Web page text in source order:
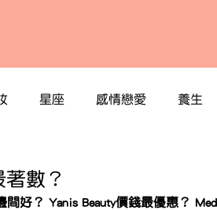
星座 感情戀愛 養生
數？
好？ Yanis Beauty價錢最優惠？